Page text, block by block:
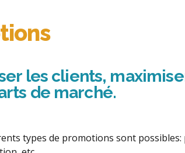
les clients,
de marché.
types de promotions sont